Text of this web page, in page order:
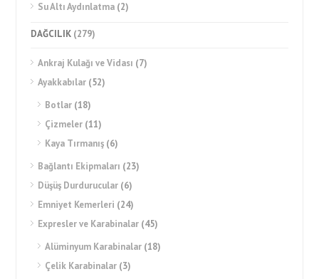
Su Altı Aydınlatma (2)
DAĞCILIK (279)
Ankraj Kulağı ve Vidası (7)
Ayakkabılar (52)
Botlar (18)
Çizmeler (11)
Kaya Tırmanış (6)
Bağlantı Ekipmaları (23)
Düşüş Durdurucular (6)
Emniyet Kemerleri (24)
Expresler ve Karabinalar (45)
Alüminyum Karabinalar (18)
Çelik Karabinalar (3)